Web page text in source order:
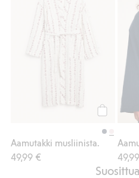
Aamutakki musliinista.
49,99 €